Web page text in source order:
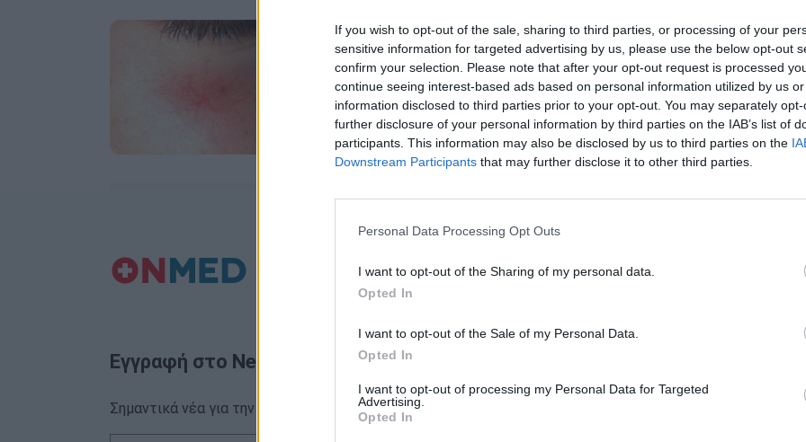
If you wish to opt-out of the sale, sharing to third parties, or processing of your
sensitive information for targeted advertising by us, please use the below opt-out
confirm your selection. Please note that after your opt-out request is processed
continue seeing interest-based ads based on personal information utilized by us
information disclosed to third parties prior to your opt-out. You may separately
further disclosure of your personal information by third parties on the IAB’s list of
participants. This information may also be disclosed by us to third parties on the
Downstream Participants that may further disclose it to other third parties.
Personal Data Processing Opt Outs
I want to opt-out of the Sharing of my personal data.
Opted In
I want to opt-out of the Sale of my Personal Data.
Opted In
I want to opt-out of processing my Personal Data for Targeted
Advertising.
Opted In
Ευρυαγγείες στο πρόσωπο; Αυτή η μάσκα θα σας
σώσει!
Αρκετές γυναίκες εμφανίζουν ευρυαγγείες στο πρόσωπο και στο
σώμα.
Εγγραφή στο Newsletter
Σημαντικά νέα για την υγεία στο mail σας καθημερινά